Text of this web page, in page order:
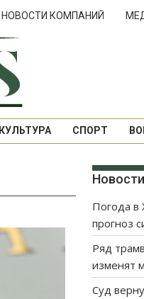
НОВОСТИ КОМПАНИЙ
КУЛЬТУРА СПОРТ
Новости
Погода в
прогноз
Ряд
изменят
Суд